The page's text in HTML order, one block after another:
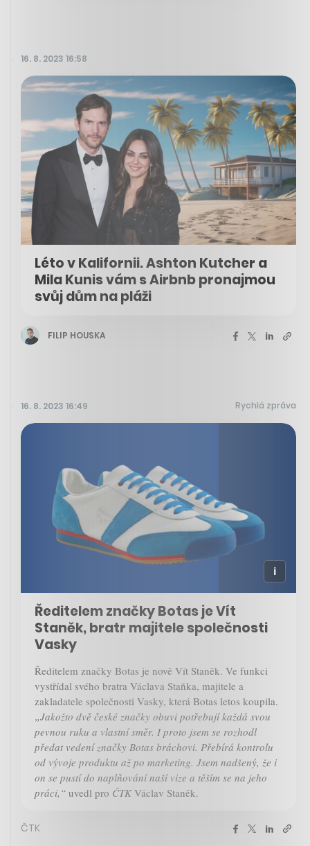
16. 8. 2023 16:58
Léto v Kalifornii. Ashton Kutcher a
Mila Kunis vám s Airbnb pronajmou
svůj dům na pláži
FILIP HOUSKA
16. 8. 2023 16:49 Rychlá zpráva
Ředitelem značky Botas je Vít
Staněk, bratr majitele společnosti
Vasky
Ředitelem značky Botas je nově Vít Staněk. Ve funkci
vystřídal svého bratra Václava Staňka, majitele a
zakladatele společnosti Vasky, která Botas letos koupila.
„Jakožto dvě české značky obuvi potřebují každá svou
pevnou ruku a vlastní směr. I proto jsem se rozhodl
předat vedení značky Botas bráchovi. Přebírá kontrolu
od vývoje produktu až po marketing. Jsem nadšený, že i
on se pustí do naplňování naší vize a těším se na jeho
práci,“ uvedl pro ČTKVáclav Staněk.
ČTK